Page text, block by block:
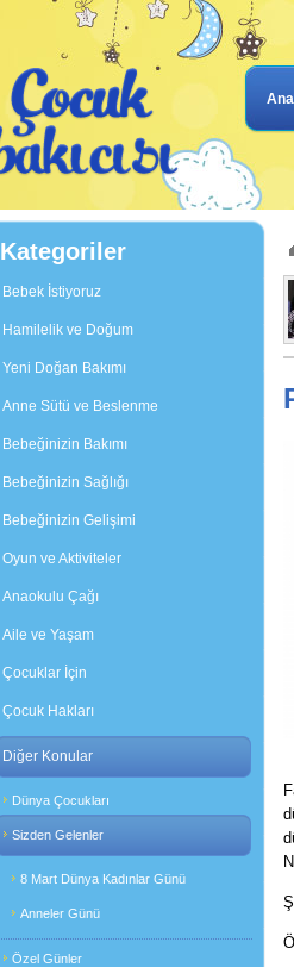
Kategoriler
Bebek İstiyoruz
Hamilelik ve Doğum
Yeni Doğan Bakımı
Anne Sütü ve Beslenme
Bebeğinizin Bakımı
Bebeğinizin Sağlığı
Bebeğinizin Gelişimi
Oyun ve Aktiviteler
Anaokulu Çağı
Aile ve Yaşam
Çocuklar İçin
Çocuk Hakları
Diğer Konular
Dünya Çocukları
Sizden Gelenler
8 Mart Dünya Kadınlar Günü
Anneler Günü
Özel Günler